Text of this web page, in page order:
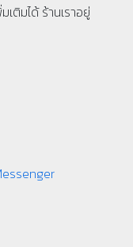
ติมได้ ร้านเราอยู่